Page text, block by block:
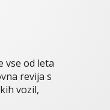
vse od leta
revija s
vozil,